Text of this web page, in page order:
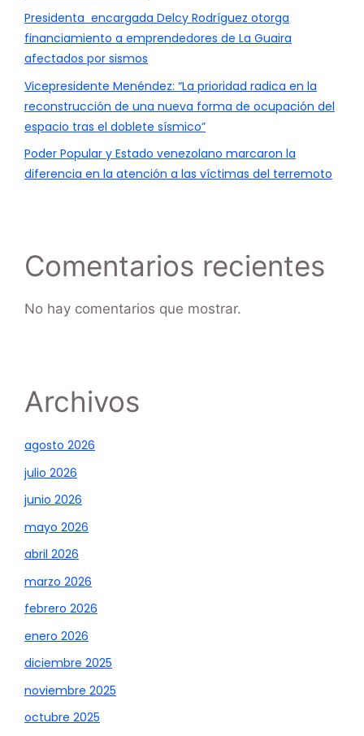
Presidenta encargada Delcy Rodríguez otorga
financiamiento a emprendedores de La Guaira
afectados por sismos
Vicepresidente Menéndez: “La prioridad radica en la
reconstrucción de una nueva forma de ocupación del
espacio tras el doblete sísmico”
Poder Popular y Estado venezolano marcaron la
diferencia en la atención a las víctimas del terremoto
Comentarios recientes
No hay comentarios que mostrar.
Archivos
agosto 2026
julio 2026
junio 2026
mayo 2026
abril 2026
marzo 2026
febrero 2026
enero 2026
diciembre 2025
noviembre 2025
octubre 2025